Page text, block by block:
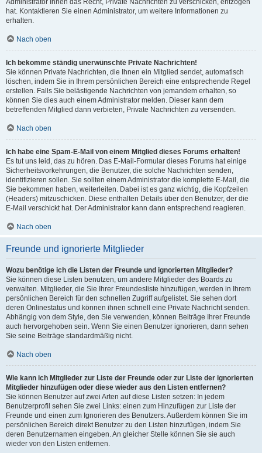
Administrator Ihnen das Recht, Private Nachrichten zu verschicken, entzogen
hat. Kontaktieren Sie einen Administrator, um weitere Informationen zu
erhalten.
Nach oben
Ich bekomme ständig unerwünschte Private Nachrichten!
Sie können Private Nachrichten, die Ihnen ein Mitglied sendet, automatisch
löschen, indem Sie in Ihrem persönlichen Bereich eine entsprechende Regel
erstellen. Falls Sie belästigende Nachrichten von jemandem erhalten, so
können Sie dies auch einem Administrator melden. Dieser kann dem
betreffenden Mitglied dann verbieten, Private Nachrichten zu versenden.
Nach oben
Ich habe eine Spam-E-Mail von einem Mitglied dieses Forums erhalten!
Es tut uns leid, das zu hören. Das E-Mail-Formular dieses Forums hat einige
Sicherheitsvorkehrungen, die Benutzer, die solche Nachrichten senden,
identifizieren sollen. Sie sollten einem Administrator die komplette E-Mail, die
Sie bekommen haben, weiterleiten. Dabei ist es ganz wichtig, die Kopfzeilen
(Headers) mitzuschicken. Diese enthalten Details über den Benutzer, der die
E-Mail verschickt hat. Der Administrator kann dann entsprechend reagieren.
Nach oben
Freunde und ignorierte Mitglieder
Wozu benötige ich die Listen der Freunde und ignorierten Mitglieder?
Sie können diese Listen benutzen, um andere Mitglieder des Boards zu
verwalten. Mitglieder, die Sie Ihrer Freundesliste hinzufügen, werden in Ihrem
persönlichen Bereich für den schnellen Zugriff aufgelistet. Sie sehen dort
deren Onlinestatus und können ihnen schnell eine Private Nachricht senden.
Abhängig von dem Style, den Sie verwenden, können Beiträge Ihrer Freunde
auch hervorgehoben sein. Wenn Sie einen Benutzer ignorieren, dann sehen
Sie seine Beiträge standardmäßig nicht.
Nach oben
Wie kann ich Mitglieder zur Liste der Freunde oder zur Liste der ignorierten
Mitglieder hinzufügen oder diese wieder aus den Listen entfernen?
Sie können Benutzer auf zwei Arten auf diese Listen setzen: In jedem
Benutzerprofil sehen Sie zwei Links: einen zum Hinzufügen zur Liste der
Freunde und einen zum Ignorieren des Benutzers. Außerdem können Sie im
persönlichen Bereich direkt Benutzer zu den Listen hinzufügen, indem Sie
deren Benutzernamen eingeben. An gleicher Stelle können Sie sie auch
wieder von den Listen entfernen.